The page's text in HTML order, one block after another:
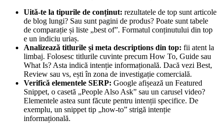
Uită-te la tipurile de conținut: rezultatele de top sunt articole
de blog lungi? Sau sunt pagini de produs? Poate sunt tabele
de comparație și liste „best of”. Formatul conținutului din top
e un indiciu uriaș.
Analizează titlurile și meta descriptions din top: fii atent la
limbaj. Folosesc titlurile cuvinte precum How To, Guide sau
What Is? Asta indică intenție informațională. Dacă vezi Best,
Review sau vs, ești în zona de investigație comercială.
Verifică elementele SERP: Google afișează un Featured
Snippet, o casetă „People Also Ask” sau un carusel video?
Elementele astea sunt făcute pentru intenții specifice. De
exemplu, un snippet tip „how-to” strigă intenție
informațională.